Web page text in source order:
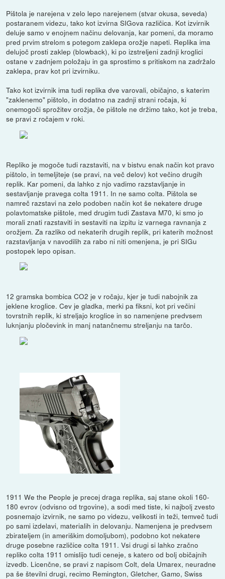
Pištola je narejena v zelo lepo narejenem (stvar okusa, seveda)
postaranem videzu, tako kot izvirna SIGova različica. Kot izvirnik
deluje samo v enojnem načinu delovanja, kar pomeni, da moramo
pred prvim strelom s potegom zaklepa orožje napeti. Replika ima
delujoč prosti zaklep (blowback), ki po izstreljeni zadnji kroglici
ostane v zadnjem položaju in ga sprostimo s pritiskom na zadržalo
zaklepa, prav kot pri izvirniku.
Tako kot izvirnik ima tudi replika dve varovali, običajno, s katerim
"zaklenemo" pištolo, in dodatno na zadnji strani ročaja, ki
onemogoči sprožitev orožja, če pištole ne držimo tako, kot je treba,
se pravi z ročajem v roki.
Repliko je mogoče tudi razstaviti, na v bistvu enak način kot pravo
pištolo, in temeljiteje (se pravi, na več delov) kot večino drugih
replik. Kar pomeni, da lahko z njo vadimo razstavljanje in
sestavljanje pravega colta 1911. In ne samo colta. Pištola se
namreč razstavi na zelo podoben način kot še nekatere druge
polavtomatske pištole, med drugim tudi Zastava M70, ki smo jo
morali znati razstaviti in sestaviti na izpitu iz varnega ravnanja z
orožjem. Za razliko od nekaterih drugih replik, pri katerih možnost
razstavljanja v navodilih za rabo ni niti omenjena, je pri SIGu
postopek lepo opisan.
12 gramska bombica CO2 je v ročaju, kjer je tudi nabojnik za
jeklene kroglice. Cev je gladka, merki pa fiksni, kot pri večini
tovrstnih replik, ki streljajo kroglice in so namenjene predvsem
luknjanju pločevink in manj natančnemu streljanju na tarčo.
1911 We the People je precej draga replika, saj stane okoli 160-
180 evrov (odvisno od trgovine), a sodi med tiste, ki najbolj zvesto
posnemajo izvirnik, ne samo po videzu, velikosti in teži, temveč tudi
po sami izdelavi, materialih in delovanju. Namenjena je predvsem
zbirateljem (in ameriškim domoljubom), podobno kot nekatere
druge posebne različice colta 1911. Vsi drugi si lahko zračno
repliko colta 1911 omislijo tudi ceneje, s katero od bolj običajnih
izvedb. Licenčne, se pravi z napisom Colt, dela Umarex, neuradne
pa še številni drugi, recimo Remington, Gletcher, Gamo, Swiss